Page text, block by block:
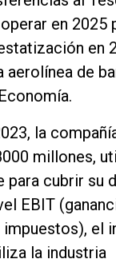
en 2025
en
aerolínea de
la
millones,
para cubrir su
EBIT
el
la industria